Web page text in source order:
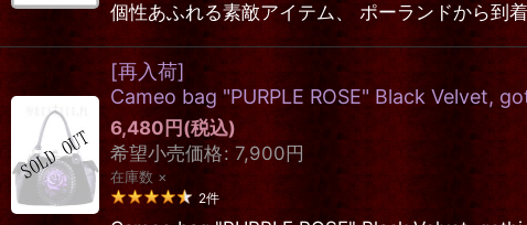
個性あふれる素敵アイテム、 ポーランドから
[再入荷]
Cameo bag "PURPLE ROSE" Black Velvet,
6,480 円 (税込)
希望小売価格: 7,900 円
在庫数 ×
2件